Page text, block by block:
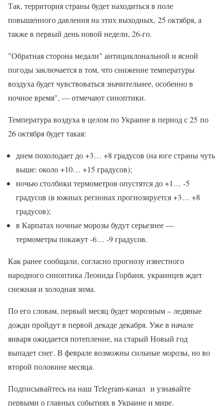
Так, территория страны будет находиться в поле
повышенного давления на этих выходных, 25 октября, а
также в первый день новой недели, 26-го.
"Обратная сторона медали" антициклональной и ясной
погоды заключается в том, что снижение температуры
воздуха будет чувствоваться значительнее, особенно в
ночное время", — отмечают синоптики.
Температура воздуха в целом по Украине в период с 25 по
26 октября будет такая:
днем похолодает до +3… +8 градусов (на юге страны чуть
выше: около +​​10… +15 градусов);
ночью столбики термометров опустятся до +1… -5
градусов (в южных регионах прогнозируется +3… +8
градусов);
в Карпатах ночные морозы будут серьезнее —
термометры покажут -6… -9 градусов.
Как ранее сообщали, согласно прогнозу известного
народного синоптика Леонида Горбаня, украинцев ждет
снежная и холодная зима.
По его словам, первый месяц будет морозным – ледяные
дожди пройдут в первой декаде декабря. Уже в начале
января ожидается потепление, на старый Новый год
выпадет снег. В феврале возможны сильные морозы, но во
второй половине месяца.
Подписывайтесь на наш Telegram-канал и узнавайте
первыми о главных событиях в Украине и мире.